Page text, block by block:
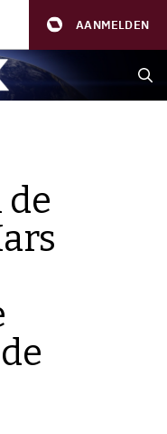
AANMELDEN